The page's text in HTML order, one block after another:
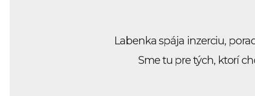
Labenka spája inzerciu,
Sme tu pre tých, ktorí